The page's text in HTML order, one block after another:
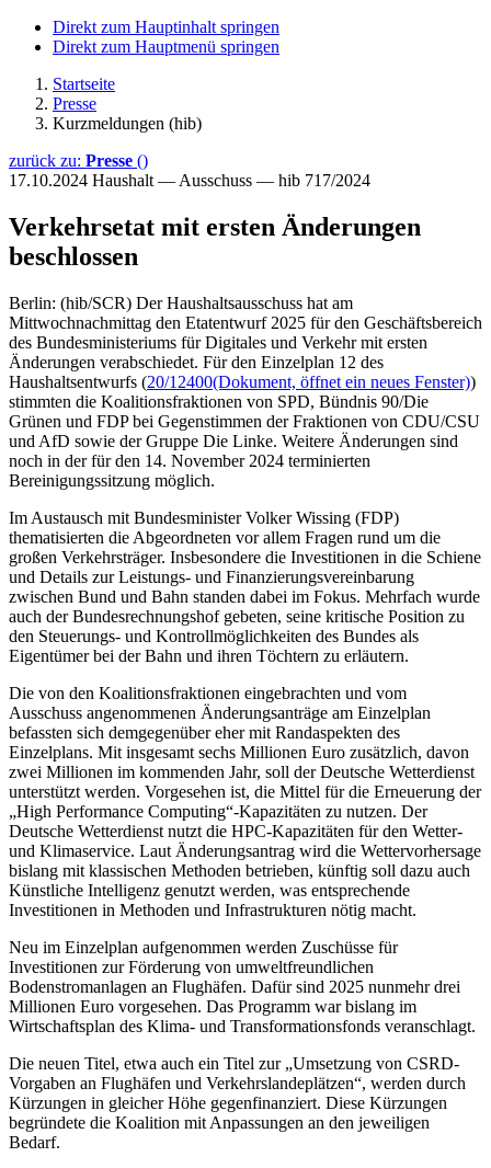
Direkt zum Hauptinhalt springen
Direkt zum Hauptmenü springen
Startseite
Presse
Kurzmeldungen (hib)
zurück zu: Presse ()
17.10.2024 Haushalt — Ausschuss — hib 717/2024
Verkehrsetat mit ersten Änderungen
beschlossen
Berlin: (hib/SCR) Der Haushaltsausschuss hat am
Mittwochnachmittag den Etatentwurf 2025 für den Geschäftsbereich
des Bundesministeriums für Digitales und Verkehr mit ersten
Änderungen verabschiedet. Für den Einzelplan 12 des
Haushaltsentwurfs (20/12400(Dokument, öffnet ein neues Fenster))
stimmten die Koalitionsfraktionen von SPD, Bündnis 90/Die
Grünen und FDP bei Gegenstimmen der Fraktionen von CDU/CSU
und AfD sowie der Gruppe Die Linke. Weitere Änderungen sind
noch in der für den 14. November 2024 terminierten
Bereinigungssitzung möglich.
Im Austausch mit Bundesminister Volker Wissing (FDP)
thematisierten die Abgeordneten vor allem Fragen rund um die
großen Verkehrsträger. Insbesondere die Investitionen in die Schiene
und Details zur Leistungs- und Finanzierungsvereinbarung
zwischen Bund und Bahn standen dabei im Fokus. Mehrfach wurde
auch der Bundesrechnungshof gebeten, seine kritische Position zu
den Steuerungs- und Kontrollmöglichkeiten des Bundes als
Eigentümer bei der Bahn und ihren Töchtern zu erläutern.
Die von den Koalitionsfraktionen eingebrachten und vom
Ausschuss angenommenen Änderungsanträge am Einzelplan
befassten sich demgegenüber eher mit Randaspekten des
Einzelplans. Mit insgesamt sechs Millionen Euro zusätzlich, davon
zwei Millionen im kommenden Jahr, soll der Deutsche Wetterdienst
unterstützt werden. Vorgesehen ist, die Mittel für die Erneuerung der
„High Performance Computing“-Kapazitäten zu nutzen. Der
Deutsche Wetterdienst nutzt die HPC-Kapazitäten für den Wetter-
und Klimaservice. Laut Änderungsantrag wird die Wettervorhersage
bislang mit klassischen Methoden betrieben, künftig soll dazu auch
Künstliche Intelligenz genutzt werden, was entsprechende
Investitionen in Methoden und Infrastrukturen nötig macht.
Neu im Einzelplan aufgenommen werden Zuschüsse für
Investitionen zur Förderung von umweltfreundlichen
Bodenstromanlagen an Flughäfen. Dafür sind 2025 nunmehr drei
Millionen Euro vorgesehen. Das Programm war bislang im
Wirtschaftsplan des Klima- und Transformationsfonds veranschlagt.
Die neuen Titel, etwa auch ein Titel zur „Umsetzung von CSRD-
Vorgaben an Flughäfen und Verkehrslandeplätzen“, werden durch
Kürzungen in gleicher Höhe gegenfinanziert. Diese Kürzungen
begründete die Koalition mit Anpassungen an den jeweiligen
Bedarf.